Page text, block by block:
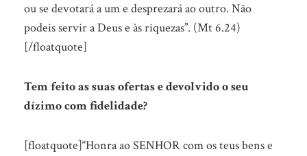
ou se devotará a um e desprezará ao outro. Não
podeis servir a Deus e às riquezas”. (Mt 6.24)
[/floatquote]
Tem feito as suas ofertas e devolvido o seu
dízimo com fidelidade?
[floatquote]“Honra ao SENHOR com os teus bens e